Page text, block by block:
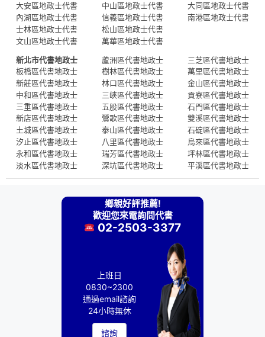
大安區地政士代書
內湖區地政士代書
士林區地政士代書
文山區地政士代書
中山區地政士代書
信義區地政士代書
松山區地政士代書
萬華區地政士代書
大同區地政士代書
南港區地政士代書
新北市代書地政士
板橋區代書地政士
新莊區代書地政士
中和區代書地政士
三重區代書地政士
新店區代書地政士
土城區代書地政士
汐止區代書地政士
永和區代書地政士
淡水區代書地政士
蘆洲區代書地政士
樹林區代書地政士
林口區代書地政士
三峽區代書地政士
五股區代書地政士
鶯歌區代書地政士
泰山區代書地政士
八里區代書地政士
瑞芳區代書地政士
深坑區代書地政士
三芝區代書地政士
萬里區代書地政士
金山區代書地政士
貢寮區代書地政士
石門區代書地政士
雙溪區代書地政士
石碇區代書地政士
烏來區代書地政士
坪林區代書地政士
平溪區代書地政士
鄉親好評推薦!
歡迎您來電詢問代書
02-2503-3377
上班日
0830~2300
通過email諮詢
24小時無休
諮詢